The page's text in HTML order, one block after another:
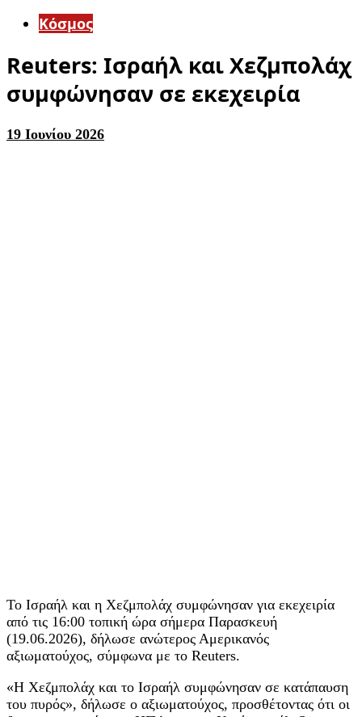
Κόσμος
Reuters: Ισραήλ και Χεζμπολάχ
συμφώνησαν σε εκεχειρία
19 Ιουνίου 2026
Το Ισραήλ και η Χεζμπολάχ συμφώνησαν για εκεχειρία
από τις 16:00 τοπική ώρα σήμερα Παρασκευή
(19.06.2026), δήλωσε ανώτερος Αμερικανός
αξιωματούχος, σύμφωνα με το Reuters.
«Η Χεζμπολάχ και το Ισραήλ συμφώνησαν σε κατάπαυση
του πυρός», δήλωσε ο αξιωματούχος, προσθέτοντας ότι οι